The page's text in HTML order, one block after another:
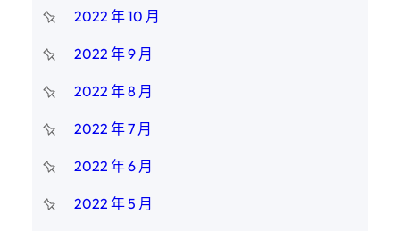
2022 年 10 月
2022 年 9 月
2022 年 8 月
2022 年 7 月
2022 年 6 月
2022 年 5 月